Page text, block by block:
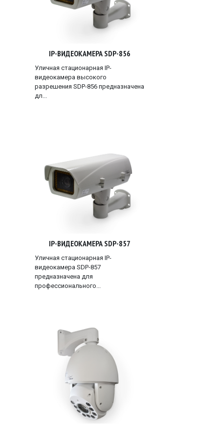
IP-ВИДЕОКАМЕРА SDP-856
Уличная стационарная IP-
видеокамера высокого
разрешения SDP-856 предназначена
дл...
IP-ВИДЕОКАМЕРА SDP-857
Уличная стационарная IP-
видеокамера SDP-857
предназначена для
профессионального...